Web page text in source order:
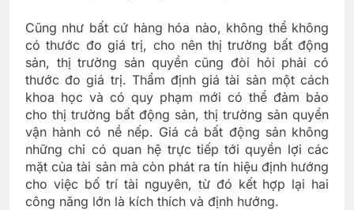
Cũng như bất cứ hàng hóa nào, không thể không
có thước đo giá trị, cho nên thị trường bất động
sản, thị trường sản quyền cũng đòi hỏi phải có
thước đo giá trị. Thẩm định giá tài sản một cách
khoa học và có quy phạm mới có thể đảm bảo
cho thị trường bất động sản, thị trường sản quyền
vận hành có nề nếp. Giá cả bất động sản không
những chỉ có quan hệ trực tiếp tới quyền lợi các
mặt của tài sản mà còn phát ra tín hiệu định hướng
cho việc bố trí tài nguyên, từ đó kết hợp lại hai
công năng lớn là kích thích và định hướng.